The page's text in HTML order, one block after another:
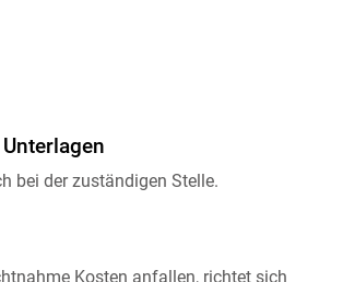
bei der zuständigen Stelle.
Kosten anfallen, richtet sich